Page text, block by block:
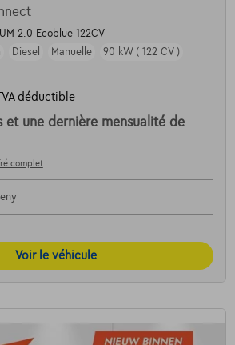
2.0 Ecoblue 122CV
Diesel Manuelle 90 kW ( 122 CV )
déductible
et une dernière mensualité de
complet
Voir le véhicule